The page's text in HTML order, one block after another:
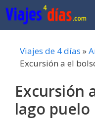
Saltar
al
contenido
Viajes de 4 días »
Excursión a el
Excursión
lago puelo